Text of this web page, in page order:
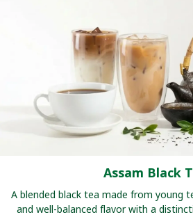
Assam Black
A blended black tea made from young
and well-balanced flavor with a